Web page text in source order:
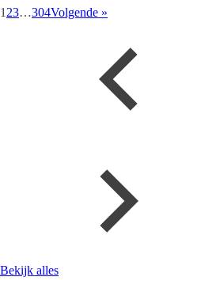
was:
is:
1 23…304Volgende »
Bekijk alles